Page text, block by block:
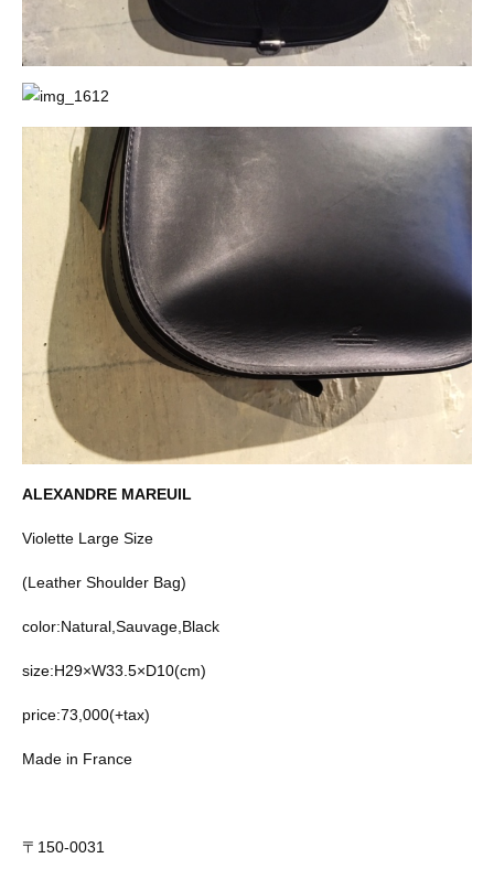
ALEXANDRE MAREUIL
Violette Large Size
(Leather Shoulder Bag)
color:Natural,Sauvage,Black
size:H29×W33.5×D10(cm)
price:73,000(+tax)
Made in France
〒150-0031